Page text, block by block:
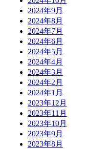
2024年9月
2024年8月
2024年7月
2024年6月
2024年5月
2024年4月
2024年3月
2024年2月
2024年1月
2023年12月
2023年11月
2023年10月
2023年9月
2023年8月